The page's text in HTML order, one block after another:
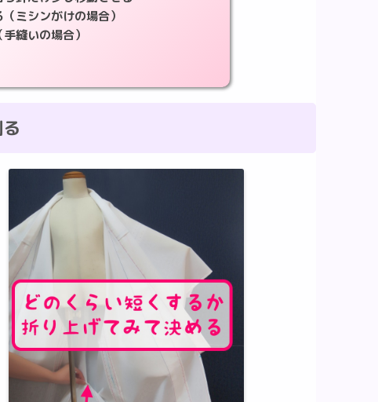
シンがけの場合）
縫いの場合）